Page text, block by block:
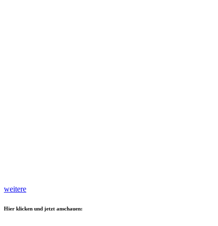
weitere
Hier klicken und jetzt anschauen: